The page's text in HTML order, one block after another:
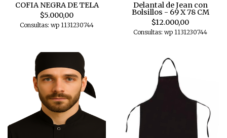
COFIA NEGRA DE TELA
$5.000,00
Consultas: wp 1131230744
Delantal de Jean con
Bolsillos - 69 X 78 CM
$12.000,00
Consultas: wp 1131230744